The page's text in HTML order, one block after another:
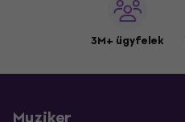
3M+ ügyfelek